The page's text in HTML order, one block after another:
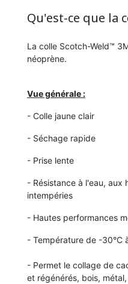
Qu'est-ce que la
La colle Scotch-Weld™
néoprène.
Vue générale :
- Colle jaune clair
- Séchage rapide
- Prise lente
- Résistance à l'eau, aux
intempéries
- Hautes performances
- Température de -30°C
- Permet le collage de
et régénérés, bois,